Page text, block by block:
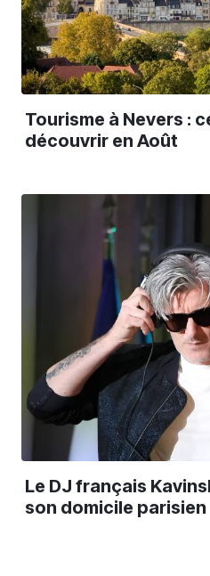
Tourisme à Nevers :
découvrir en Août
Le DJ français
son domicile parisien